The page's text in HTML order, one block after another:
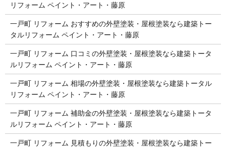
リフォーム ペイント・アート・藤原
一戸町 リフォーム おすすめの外壁塗装・屋根塗装なら建築トー
タルリフォーム ペイント・アート・藤原
一戸町 リフォーム 口コミの外壁塗装・屋根塗装なら建築トータ
ルリフォーム ペイント・アート・藤原
一戸町 リフォーム 相場の外壁塗装・屋根塗装なら建築トータル
リフォーム ペイント・アート・藤原
一戸町 リフォーム 補助金の外壁塗装・屋根塗装なら建築トータ
ルリフォーム ペイント・アート・藤原
一戸町 リフォーム 見積もりの外壁塗装・屋根塗装なら建築トー